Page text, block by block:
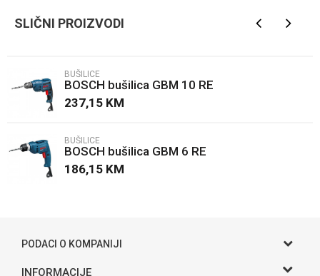
Poruka
SLIČNI PROIZVODI
BUŠILICE
BOSCH bušilica GBM 10 RE
237,15 KM
BUŠILICE
BOSCH bušilica GBM 6 RE
186,15 KM
PODACI O KOMPANIJI
Gama S doo
INFORMACIJE